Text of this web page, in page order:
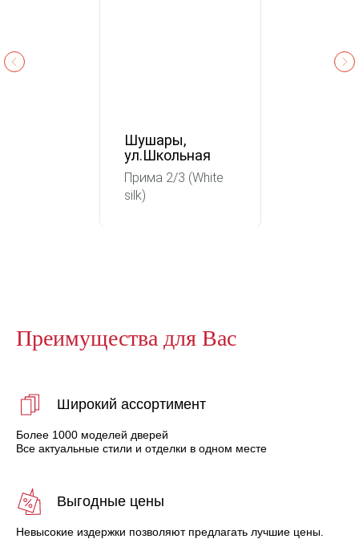
Шушары,
ул.Школьная
Прима 2/3 (White
silk)
Преимущества для Вас
Широкий ассортимент
Более 1000 моделей дверей
Все актуальные стили и отделки в одном месте
Выгодные цены
Невысокие издержки позволяют предлагать лучшие цены.